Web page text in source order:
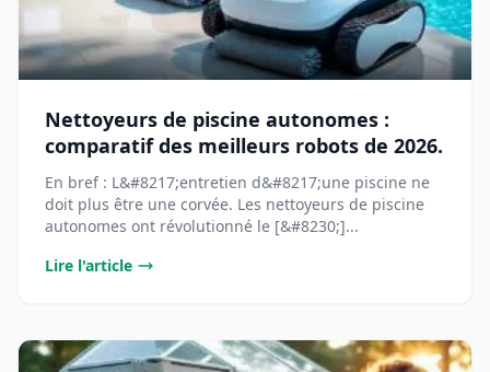
Nettoyeurs de piscine autonomes :
comparatif des meilleurs robots de 2026.
En bref : L&#8217;entretien d&#8217;une piscine ne
doit plus être une corvée. Les nettoyeurs de piscine
autonomes ont révolutionné le [&#8230;]...
Lire l'article